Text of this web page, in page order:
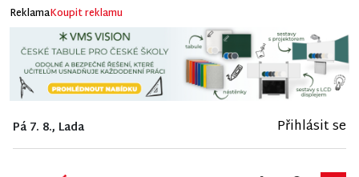
ReklamaKoupit reklamu
Pá 7. 8., Lada Přihlásit se